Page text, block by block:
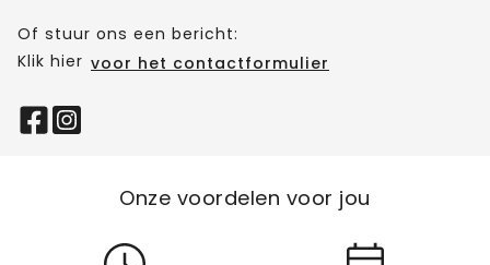
Of stuur ons een bericht:
Klik hier voor het contactformulier
Onze voordelen voor jou